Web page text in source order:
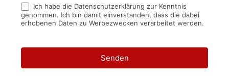
Ich habe die Datenschutzerklärung zur Kenntnis
genommen. Ich bin damit einverstanden, dass die dabei
erhobenen Daten zu Werbezwecken verarbeitet werden.
Senden